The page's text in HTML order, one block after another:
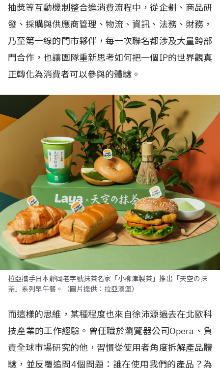
抽獎等互動機制整合進消費流程中，從企劃、商品研
發、採購與供應商管理、物流、資訊、法務、財務，
乃至第一線的門市夥伴，每一次聯名都涉及大量跨部
門合作，也讓團隊重新思考如何把一個IP的世界觀真
正轉化為消費者可以參與的體驗。
拉亞攜手日本靜岡老字號抹茶名家「小柳津製茶」推出「天空の抹
茶」系列早午餐。（圖片提供：拉亞漢堡）
而這樣的思維，某種程度也來自徐沛源過去在北歐科
技產業的工作經驗。曾任職於瀏覽器公司Opera、負
責全球市場研究的他，習慣從使用者角度拆解產品體
驗，並反覆追問4個問題：誰在使用我們的產品？為